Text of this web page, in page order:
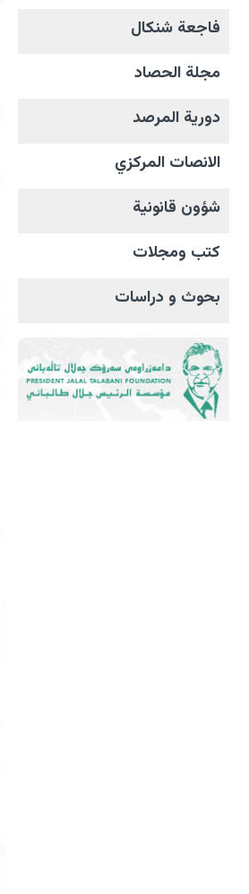
فاجعة شنكال
مجلة الحصاد
دورية المرصد
الانصات المرکزي
شؤون قانونية
كتب ومجلات
بحوث و دراسات